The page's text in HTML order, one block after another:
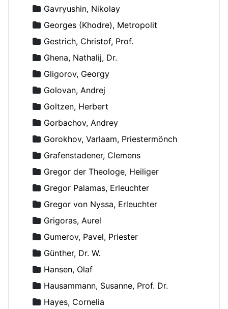
Gavryushin, Nikolay
Georges (Khodre), Metropolit
Gestrich, Christof, Prof.
Ghena, Nathalij, Dr.
Gligorov, Georgy
Golovan, Andrej
Goltzen, Herbert
Gorbachov, Andrey
Gorokhov, Varlaam, Priestermönch
Grafenstadener, Clemens
Gregor der Theologe, Heiliger
Gregor Palamas, Erleuchter
Gregor von Nyssa, Erleuchter
Grigoras, Aurel
Gumerov, Pavel, Priester
Günther, Dr. W.
Hansen, Olaf
Hausammann, Susanne, Prof. Dr.
Hayes, Cornelia